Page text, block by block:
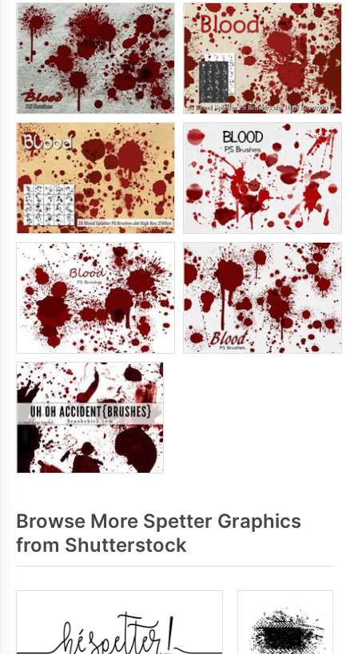
Browse More Spetter Graphics
from Shutterstock